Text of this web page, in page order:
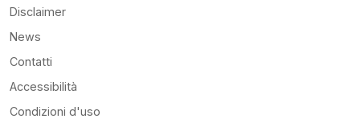
Disclaimer
News
Contatti
Accessibilità
Condizioni d'uso